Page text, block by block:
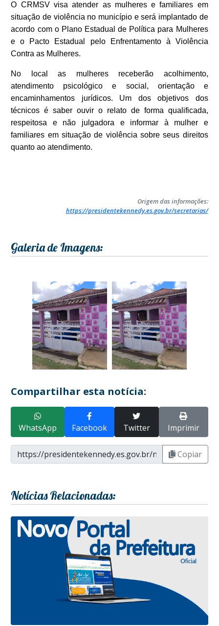
O CRMSV visa atender as mulheres e familiares em
situação de violência no município e será implantado de
acordo com o Plano Estadual de Política para Mulheres
e o Pacto Estadual pelo Enfrentamento à Violência
Contra as Mulheres.
No local as mulheres receberão acolhimento,
atendimento psicológico e social, orientação e
encaminhamentos jurídicos. Um dos objetivos dos
técnicos é saber ouvir o relato de forma qualificada,
respeitosa e não julgadora e informar à mulher e
familiares em situação de violência sobre seus direitos
quanto ao atendimento.
Origem das informações:
https://presidentekennedy.es.gov.br/secretarias/
Galeria de Imagens:
Compartilhar esta notícia:
WhatsApp Facebook Twitter Imprimir
Copiar
Notícias Relacionadas: